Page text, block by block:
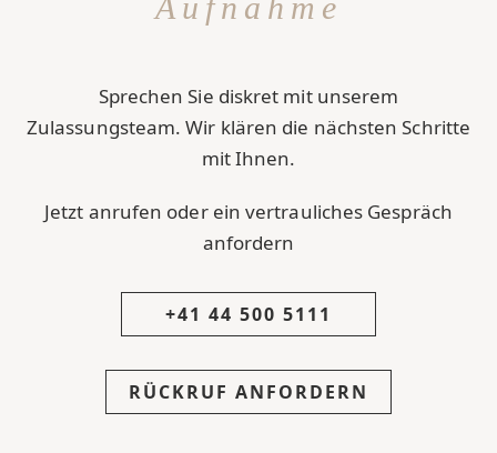
Sprechen Sie diskret mit unserem
Zulassungsteam. Wir klären die nächsten Schritte
mit Ihnen.
Jetzt anrufen oder ein vertrauliches Gespräch
anfordern
+41 44 500 5111
RÜCKRUF ANFORDERN